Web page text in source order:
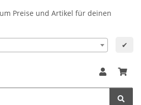
Preise und Artikel für deinen
✔